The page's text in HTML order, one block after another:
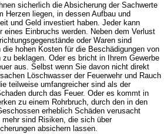
sicherlich die Absicherung der Sachwerte
Herzen liegen, in dessen Aufbau und
und Geld investiert haben. Jeder kann
eines Einbruchs werden. Neben dem Verlust
oder Waren sind
hohen Kosten für die Beschädigungen von
zu beklagen. Oder es bricht in Ihrem Gewerbe
aus. Selbst wenn Sie davon nicht direkt
Löschwasser der Feuerwehr und Rauch
teilweise umfangreicher sind als der
durch das Feuer. Oder es kommt in
zu einem Rohrbruch, durch den in den
erheblich Schäden verusacht
mehr sind Risiken, die sich über
absichern lassen.